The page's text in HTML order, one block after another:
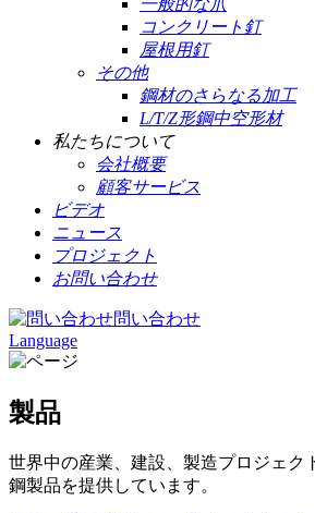
一般的な爪
コンクリート釘
屋根用釘
その他
鋼材のさらなる加工
L/T/Z形鋼中空形材
私たちについて
会社概要
顧客サービス
ビデオ
ニュース
プロジェクト
お問い合わせ
問い合わせ
Language
製品
世界中の産業、建設、製造プロジェク
鋼製品を提供しています。